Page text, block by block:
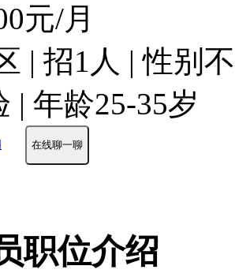
元/月
| 招1人 | 性别
| 年龄25-35岁
在线聊一聊
职位介绍